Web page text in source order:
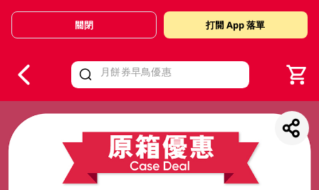
Valid Until 30 June 2026
關閉 打開 App 落單